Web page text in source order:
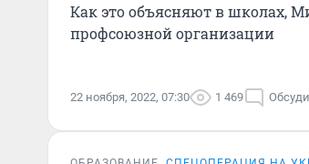
Как это объясняют в школах,
профсоюзной организации
22 ноября, 2022, 07:30 1 469